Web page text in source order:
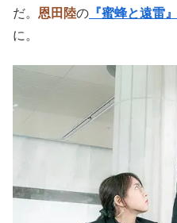
だ。 恩田陸の 『蜜蜂と遠雷』
に。